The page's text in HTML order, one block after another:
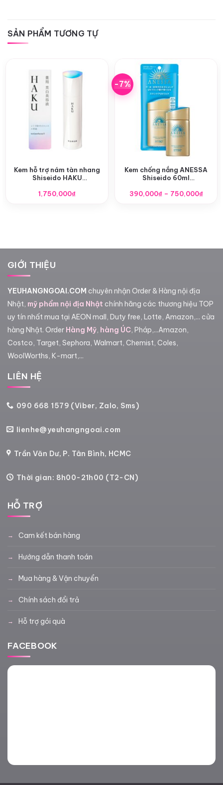
SẢN PHẨM TƯƠNG TỰ
Kem hỗ trợ nám tàn nhang
Shiseido HAKU
1,750,000₫
-7%
Kem chống nắng ANESSA
Shiseido 60ml
Nhật
390,000₫ – 750,000₫
GIỚI THIỆU
YEUHANGNGOAI.COM chuyên nhận Order & Hàng nội địa
Nhật, mỹ phẩm nội địa Nhật chính hãng các thương hiệu TOP
uy tín nhất mua tại AEON mall, Duty free, Lotte, Amazon,... cửa
hàng Nhật. Order Hàng Mỹ, hàng ÚC, Pháp,...Amazon,
Costco, Target, Sephora, Walmart, Chemist, Coles,
WoolWorths, K-mart,...
LIÊN HỆ
090 668 1579 (Viber, Zalo, Sms)
lienhe@yeuhangngoai.com
Trần Văn Dư, P. Tân Bình, HCMC
Thời gian: 8h00-21h00 (T2-CN)
HỖ TRỢ
Cam kết bán hàng
Hướng dẫn thanh toán
Mua hàng & Vận chuyển
Chính sách đổi trả
Hỗ trợ gói quà
FACEBOOK